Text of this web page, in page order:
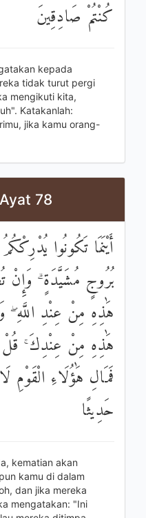
كُنْتُمْ صَادِقِينَ
kepada
tidak turut pergi
mengikuti kita,
Katakanlah:
jika kamu orang-
78
أَيْنَمَا تَكُونُوا
بُرُوجٍ مُشَيَّدَةٍ ۗ وَإِنْ
هَٰذِهِ مِنْ عِنْدِ اللَّهِ
هَٰذِهِ مِنْ عِنْدِكَ
فَمَالِ هَٰؤُلَاءِ الْقَوْمِ
حَدِيثًا
kematian akan
kamu di dalam
dan jika mereka
mengatakan: "Ini